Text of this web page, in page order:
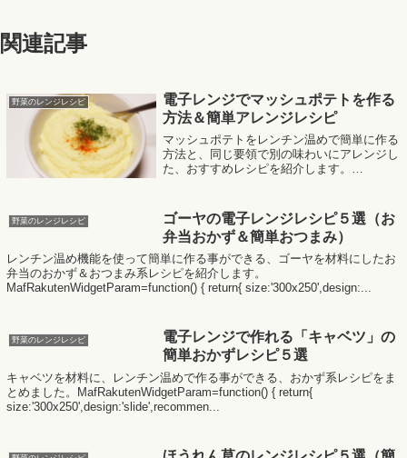
関連記事
野菜のレンジレシピ
電子レンジでマッシュポテトを作る
方法＆簡単アレンジレシピ
マッシュポテトをレンチン温めで簡単に作る
方法と、同じ要領で別の味わいにアレンジし
た、おすすめレシピを紹介します。
野菜のレンジレシピ
ゴーヤの電子レンジレシピ５選（お
弁当おかず＆簡単おつまみ）
レンチン温め機能を使って簡単に作る事ができる、ゴーヤを材料にしたお
弁当のおかず＆おつまみ系レシピを紹介します。
MafRakutenWidgetParam=function() { return{ size:'300x250',design:...
野菜のレンジレシピ
電子レンジで作れる「キャベツ」の
簡単おかずレシピ５選
キャベツを材料に、レンチン温めで作る事ができる、おかず系レシピをま
とめました。MafRakutenWidgetParam=function() { return{
size:'300x250',design:'slide',recommen...